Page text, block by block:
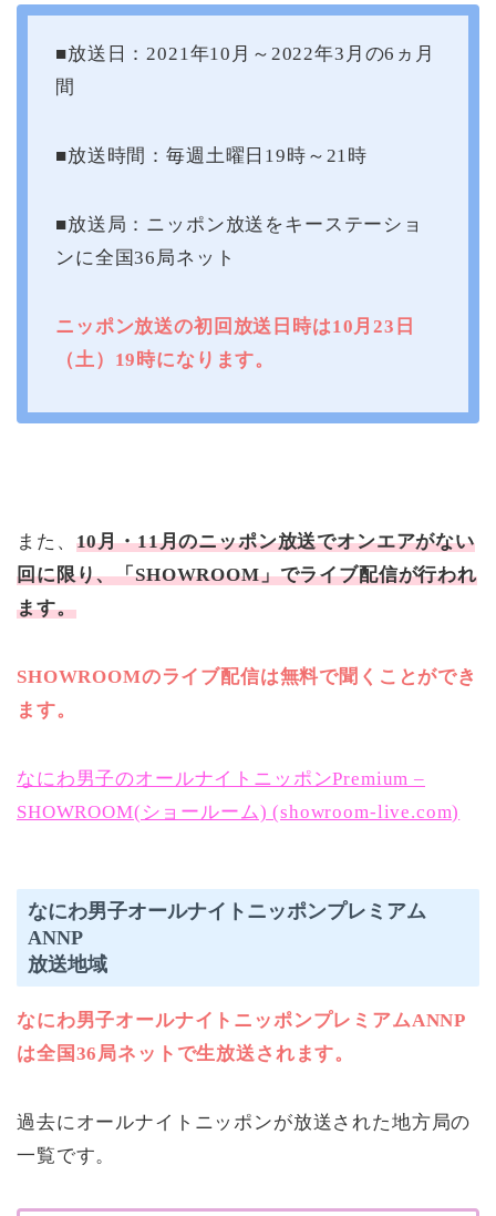
■放送日：2021年10月～2022年3月の6ヵ月
間
■放送時間：毎週土曜日19時～21時
■放送局：ニッポン放送をキーステーショ
ンに全国36局ネット
ニッポン放送の初回放送日時は10月23日
（土）19時になります。
また、 10月・11月のニッポン放送でオンエアがない
回に限り、「SHOWROOM」でライブ配信が行われ
ます。
SHOWROOMのライブ配信は無料で聞くことができ
ます。
なにわ男子のオールナイトニッポンPremium –
SHOWROOM(ショールーム) (showroom-live.com)
なにわ男子オールナイトニッポンプレミアム
ANNP
放送地域
なにわ男子オールナイトニッポンプレミアムANNP
は全国36局ネットで生放送されます。
過去にオールナイトニッポンが放送された地方局の
一覧です。